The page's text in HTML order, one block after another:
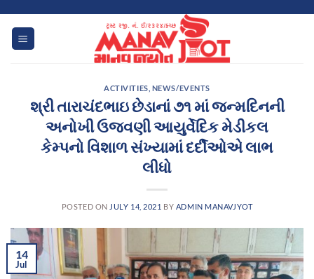
content
ACTIVITIES NEWS/EVENTS
શ્રી તારાચંદભાઇ છેડાનાં ૭૧ માં જન્મદિનની
અનોખી ઉજવણી આયુર્વેદિક મેડીકલ
કેમ્પનો વિશાળ સંખ્યામાં દર્દીઓએ લાભ
લીધો
POSTED ON JULY 14, 2021 BY ADMIN MANAVJYOT
14
Jul